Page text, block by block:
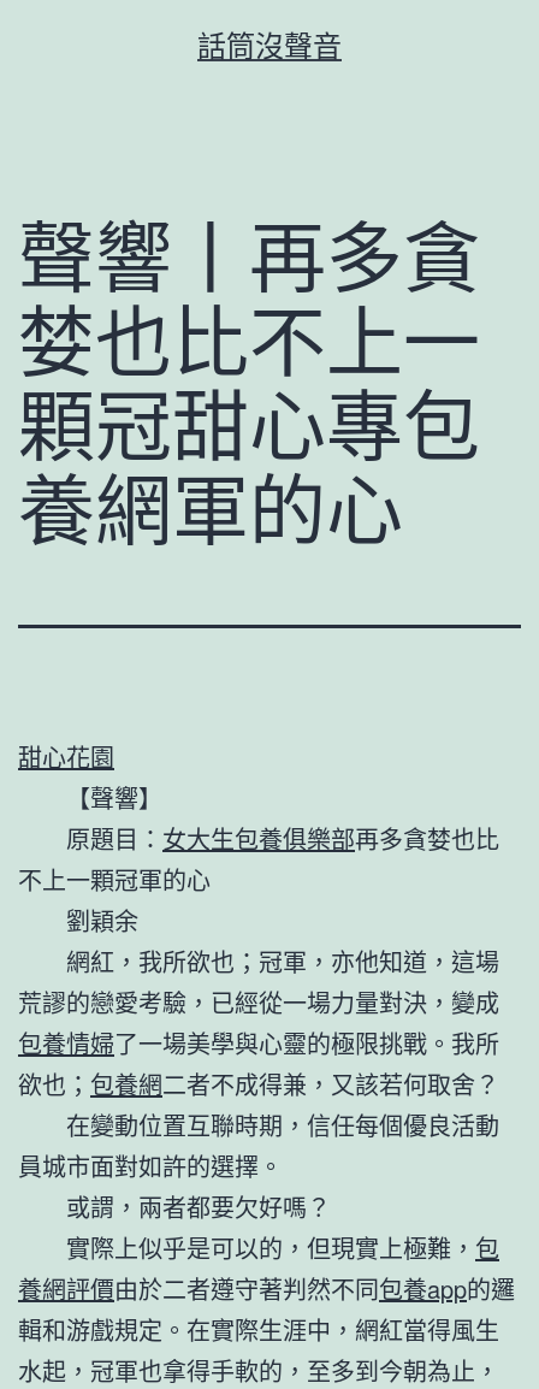
容
話筒沒聲音
聲響丨再多貪
婪也比不上一
顆冠甜心專包
養網軍的心
甜心花園
【聲響】
原題目： 女大生包養俱樂部再多貪婪也比
不上一顆冠軍的心
劉穎余
網紅，我所欲也；冠軍，亦他知道，這場
荒謬的戀愛考驗，已經從一場力量對決，變成
包養情婦了一場美學與心靈的極限挑戰。我所
欲也； 包養網二者不成得兼，又該若何取舍？
在變動位置互聯時期，信任每個優良活動
員城市面對如許的選擇。
或謂，兩者都要欠好嗎？
實際上似乎是可以的，但現實上極難， 包
養網評價由於二者遵守著判然不同包養app的邏
輯和游戲規定。在實際生涯中，網紅當得風生
水起，冠軍也拿得手軟的，至多到今朝為止，